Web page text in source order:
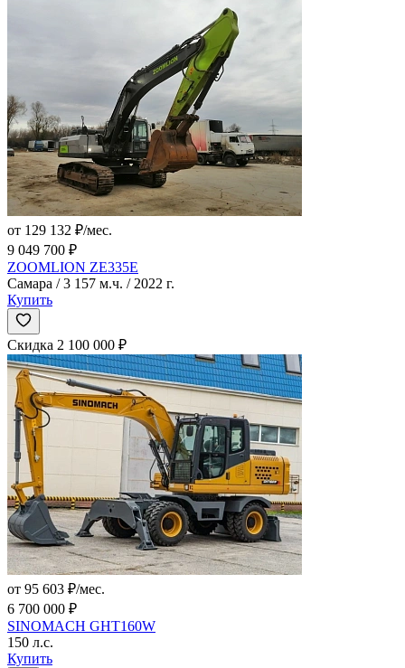
от 129 132 ₽/мес.
9 049 700 ₽
ZOOMLION ZE335E
Самара / 3 157 м.ч. / 2022 г.
Купить
Скидка 2 100 000 ₽
от 95 603 ₽/мес.
6 700 000 ₽
SINOMACH GHT160W
150 л.с.
Купить